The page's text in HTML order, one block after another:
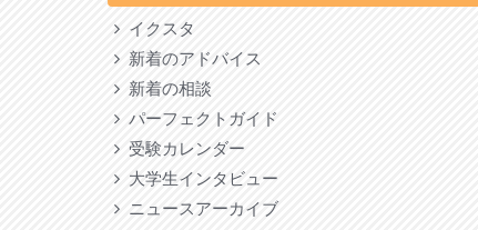
イクスタ
新着のアドバイス
新着の相談
パーフェクトガイド
受験カレンダー
大学生インタビュー
ニュースアーカイブ